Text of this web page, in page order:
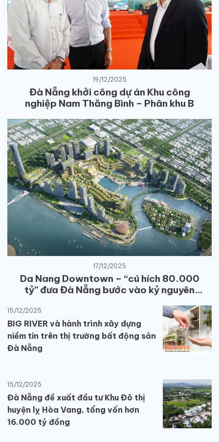
19/12/2025
Đà Nẵng khởi công dự án Khu công
nghiệp Nam Thăng Bình – Phân khu B
17/12/2025
Da Nang Downtown – “cú hích 80.000
tỷ” đưa Đà Nẵng bước vào kỷ nguyên
15/12/2025
BIG RIVER và hành trình xây dựng
niềm tin trên thị trường bất động sản
Đà Nẵng
15/12/2025
Đà Nẵng đề xuất đầu tư Khu Đô thị
huyện lỵ Hòa Vang, tổng vốn hơn
16.000 tỷ đồng